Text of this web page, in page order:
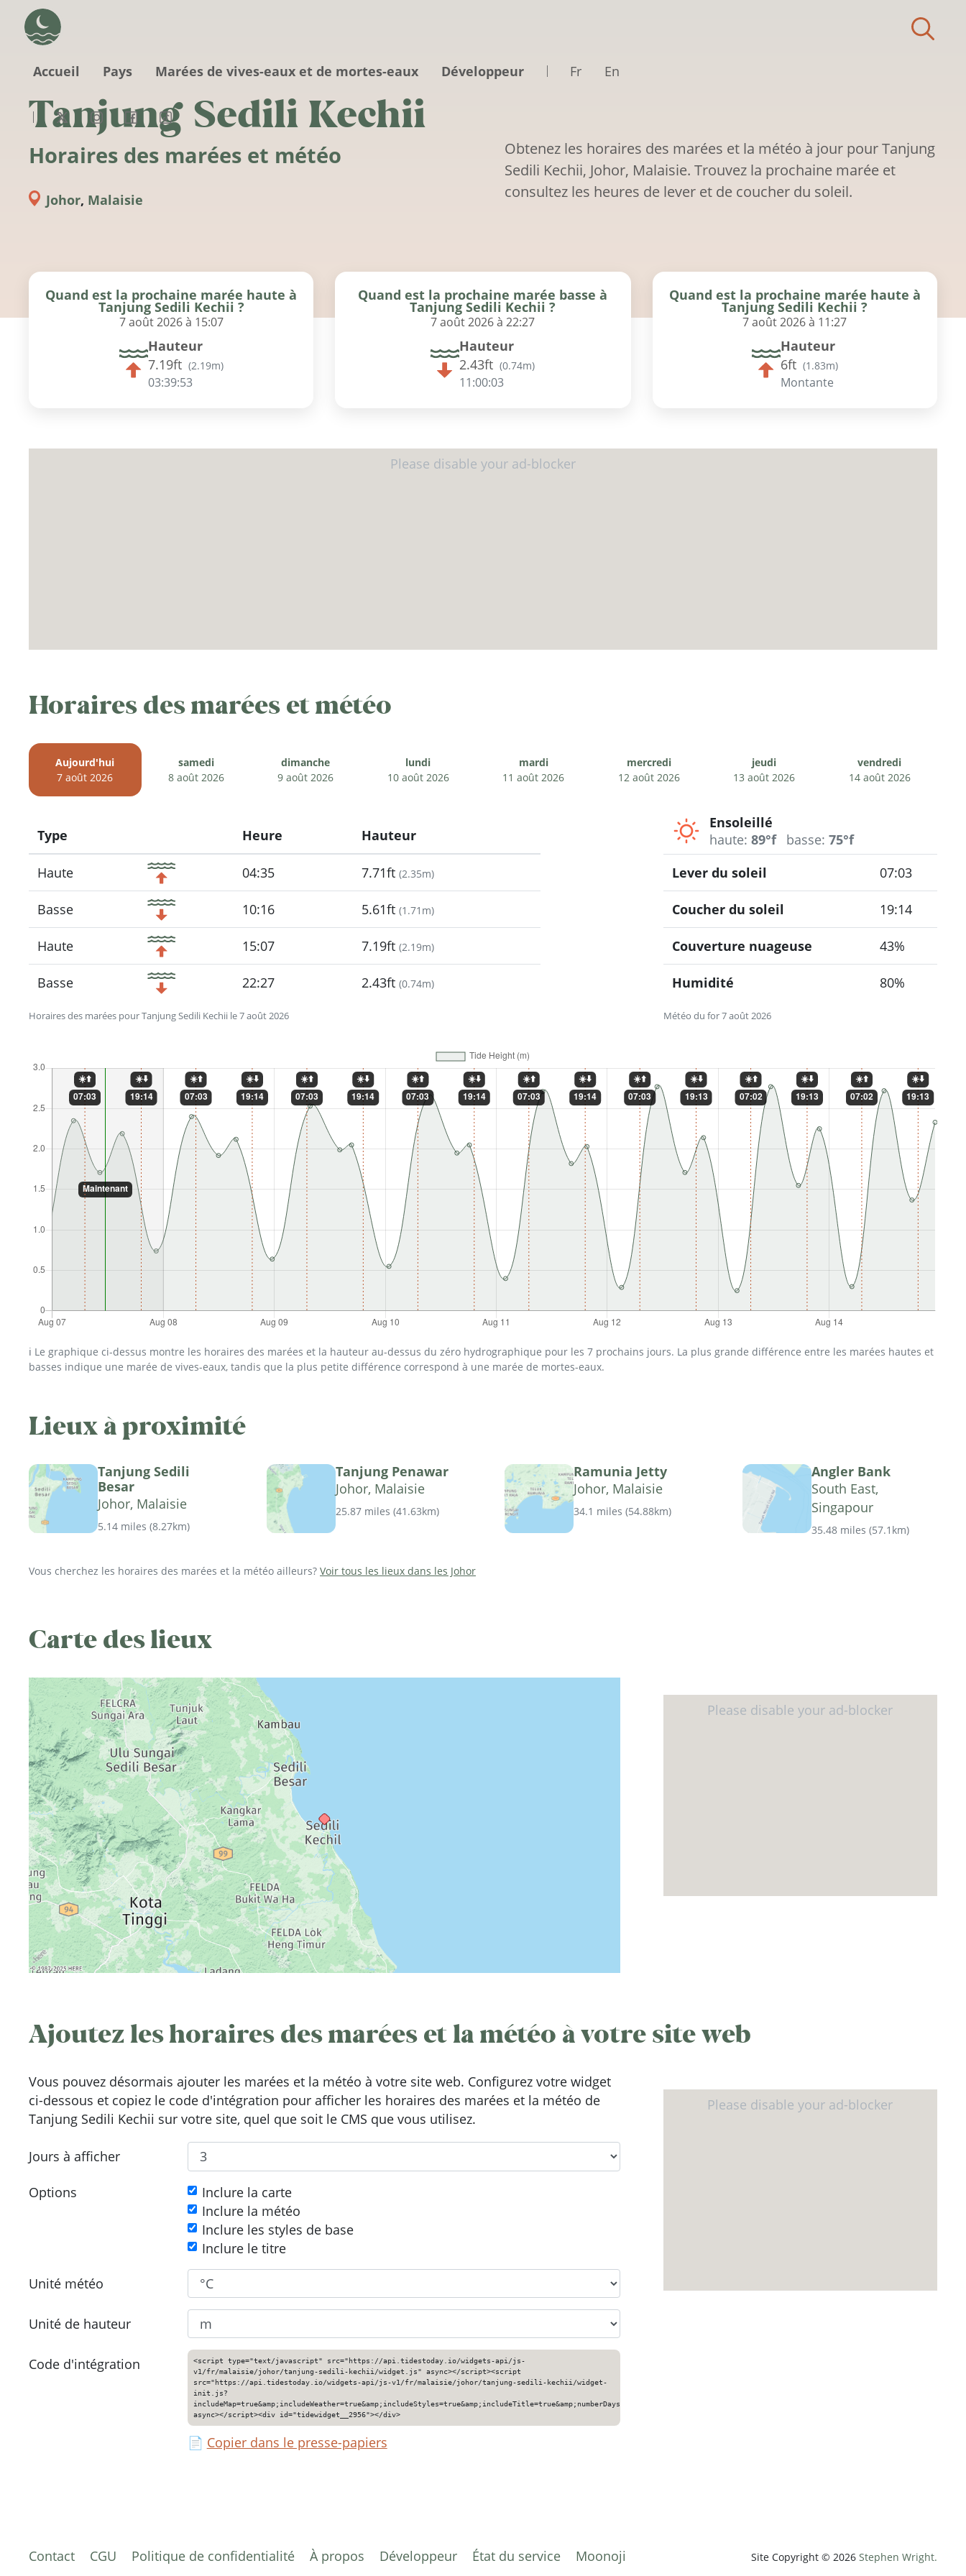
Accueil
Pays Marées de vives-eaux et de mortes-eaux Développeur Fr En
Tanjung Sedili Kechii
Horaires des marées et météo
Johor, Malaisie
Obtenez les horaires des marées et la météo à jour pour Tanjung
Sedili Kechii, Johor, Malaisie. Trouvez la prochaine marée et
consultez les heures de lever et de coucher du soleil.
Quand est la prochaine marée haute à
Tanjung Sedili Kechii ?
7 août 2026 à 15:07
Hauteur
7.19ft (2.19m)
03:39:52
Quand est la prochaine marée basse à
Tanjung Sedili Kechii ?
7 août 2026 à 22:27
Hauteur
2.43ft (0.74m)
11:00:02
Quand est la prochaine marée haute à
Tanjung Sedili Kechii ?
7 août 2026 à 11:27
Hauteur
6ft (1.83m)
Montante
Horaires des marées et météo
Aujourd'hui
7 août 2026
samedi
8 août 2026
dimanche
9 août 2026
lundi
10 août 2026
mardi
11 août 2026
mercredi
12 août 2026
jeudi
13 août 2026
vendredi
14 août 2026
Horaires des marées pour Tanjung Sedili Kechii le 7 août 2026
Type
Icon
Heure Hauteur
Haute 04:35 7.71ft (2.35m)
Basse 10:16 5.61ft (1.71m)
Haute 15:07 7.19ft (2.19m)
Basse 22:27 2.43ft (0.74m)
Ensoleillé
haute: 89°f basse: 75°f
Météo du for 7 août 2026
Lever du soleil 07:03
Coucher du soleil 19:14
Couverture nuageuse 43%
Humidité 80%
ℹ️ Le graphique ci-dessus montre les horaires des marées et la hauteur au-dessus du zéro hydrographique pour les 7 prochains jours. La plus grande différence entre les marées hautes et
basses indique une marée de vives-eaux, tandis que la plus petite différence correspond à une marée de mortes-eaux.
Lieux à proximité
Tanjung Sedili
Besar
Johor, Malaisie
5.14 miles (8.27km)
Tanjung Penawar
Johor, Malaisie
25.87 miles (41.63km)
Ramunia Jetty
Johor, Malaisie
34.1 miles (54.88km)
Angler Bank
South East,
Singapour
35.48 miles (57.1km)
Vous cherchez les horaires des marées et la météo ailleurs? Voir tous les lieux dans les Johor
Carte des lieux
Ajoutez les horaires des marées et la météo à votre site web
Vous pouvez désormais ajouter les marées et la météo à votre site web. Configurez votre widget
ci-dessous et copiez le code d'intégration pour afficher les horaires des marées et la météo de
Tanjung Sedili Kechii sur votre site, quel que soit le CMS que vous utilisez.
Jours à afficher
Options
Inclure la carte
Inclure la météo
Inclure les styles de base
Inclure le titre
Unité météo
Unité de hauteur
Code d'intégration
<script type="text/javascript" src="https://api.tidestoday.io/widgets-api/js-
v1/fr/malaisie/johor/tanjung-sedili-kechii/widget.js" async></script><script
src="https://api.tidestoday.io/widgets-api/js-v1/fr/malaisie/johor/tanjung-sedili-kechii/widget-
init.js?
includeMap=true&amp;includeWeather=true&amp;includeStyles=true&amp;includeTitle=true&amp;numberDays=3&amp;weatherUnit=c&amp;heightUnit=m"
async></script><div id="tidewidget__2956"></div>
📄 Copier dans le presse-papiers
Contact CGU Politique de confidentialité À propos Développeur État du service Moonoji Site Copyright © 2026 Stephen Wright.